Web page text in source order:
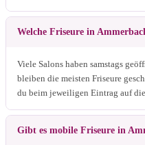
Welche Friseure in
Viele Salons haben samstags
bleiben die meisten Friseure
du beim jeweiligen Eintrag auf
Gibt es mobile Friseure in